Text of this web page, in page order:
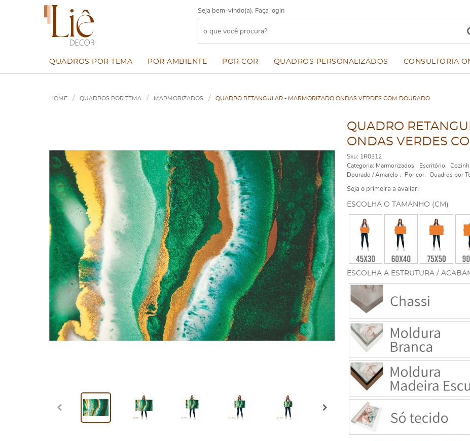
Seja bem-vindo(a), Faça login
QUADROS POR TEMA POR AMBIENTE POR COR QUADROS PERSONALIZADOS CONSULTORIA
HOME QUADROS POR TEMA MARMORIZADOS QUADRO RETANGULAR - MARMORIZADO ONDAS VERDES COM DOURADO
QUADRO
ONDAS VERDES
Sku: 1R0312
Categoria: Marmorizados Escritório
Dourado / Amarelo
Por cor Quadros por
Seja o primeira a avaliar!
ESCOLHA A ESTRUTURA /
ESCOLHA O TAMANHO (CM)